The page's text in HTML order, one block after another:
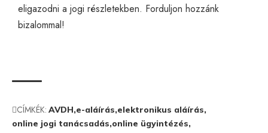
eligazodni a jogi részletekben. Forduljon hozzánk
bizalommal!
CÍMKÉK: AVDH e-aláírás elektronikus aláírás
online jogi tanácsadás online ügyintézés